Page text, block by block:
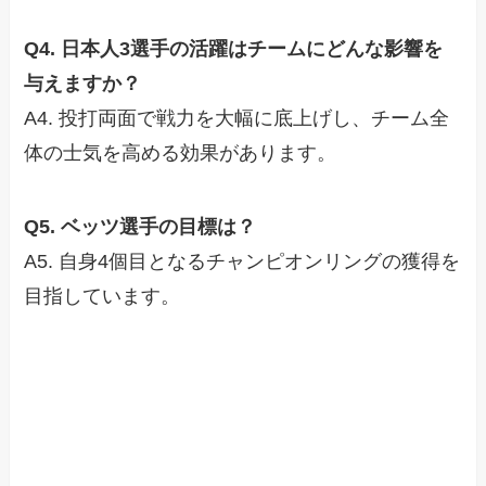
Q4. 日本人3選手の活躍はチームにどんな影響を
与えますか？
A4. 投打両面で戦力を大幅に底上げし、チーム全
体の士気を高める効果があります。
Q5. ベッツ選手の目標は？
A5. 自身4個目となるチャンピオンリングの獲得を
目指しています。